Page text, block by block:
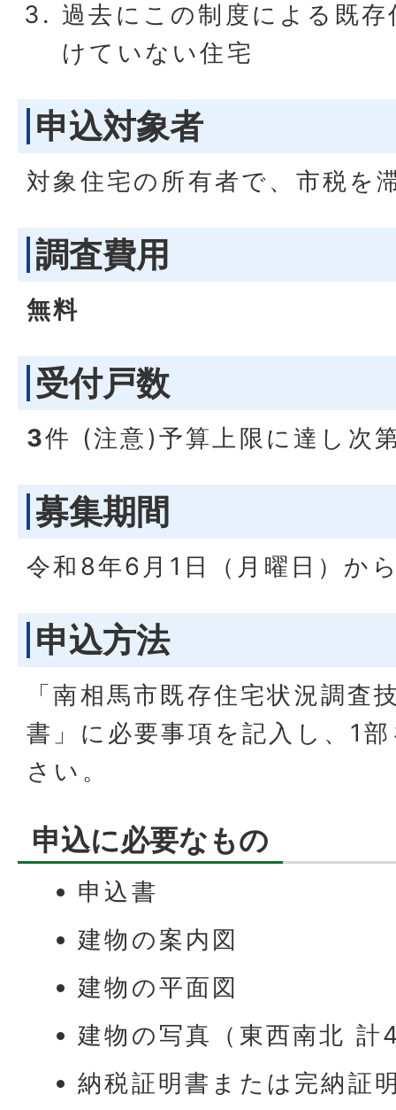
過去にこの制度による既
けていない住宅
申込対象者
対象住宅の所有者で、市税を
調査費用
無料
受付戸数
3件 (注意)予算上限に達し次
募集期間
令和8年6月1日（月曜日）か
申込方法
「南相馬市既存住宅状況調査
書」に必要事項を記入し、1
さい。
申込に必要なもの
申込書
建物の案内図
建物の平面図
建物の写真（東西南北 計
納税証明書または完納証